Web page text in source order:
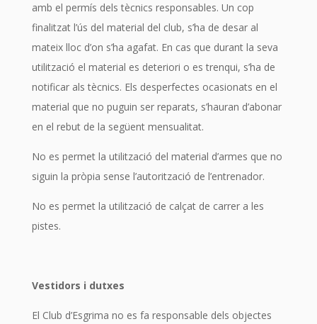
amb el permís dels tècnics responsables. Un cop
finalitzat l’ús del material del club, s’ha de desar al
mateix lloc d’on s’ha agafat. En cas que durant la seva
utilització el material es deteriori o es trenqui, s’ha de
notificar als tècnics. Els desperfectes ocasionats en el
material que no puguin ser reparats, s’hauran d’abonar
en el rebut de la següent mensualitat.
No es permet la utilització del material d’armes que no
siguin la pròpia sense l’autorització de l’entrenador.
No es permet la utilització de calçat de carrer a les
pistes.
Vestidors i dutxes
El Club d’Esgrima no es fa responsable dels objectes